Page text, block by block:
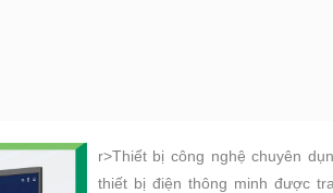
r>Thiết bị công nghệ chuyên
thiết bị điện thông minh được